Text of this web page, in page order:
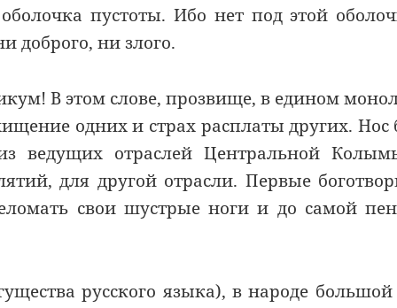
пустоты. Ибо нет под этой
доброго, ни злого.
! В этом слове, прозвище, в едином
одних и страх расплаты других. Нос
ведущих отраслей Центральной
для другой отрасли. Первые
свои шустрые ноги и до самой
русского языка), в народе большой